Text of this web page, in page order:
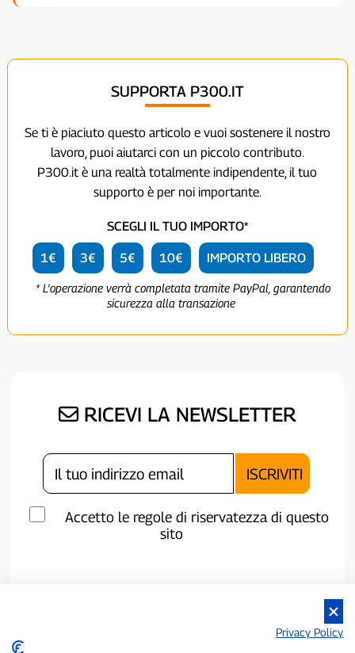
SUPPORTA P300.IT
Se ti è piaciuto questo articolo e vuoi sostenere il nostro
lavoro, puoi aiutarci con un piccolo contributo.
P300.it è una realtà totalmente indipendente, il tuo
supporto è per noi importante.
SCEGLI IL TUO IMPORTO*
1€ 3€ 5€ 10€ IMPORTO LIBERO
* L'operazione verrà completata tramite PayPal, garantendo
sicurezza alla transazione
RICEVI LA NEWSLETTER
Accetto le regole di riservatezza di questo
sito
Privacy Policy